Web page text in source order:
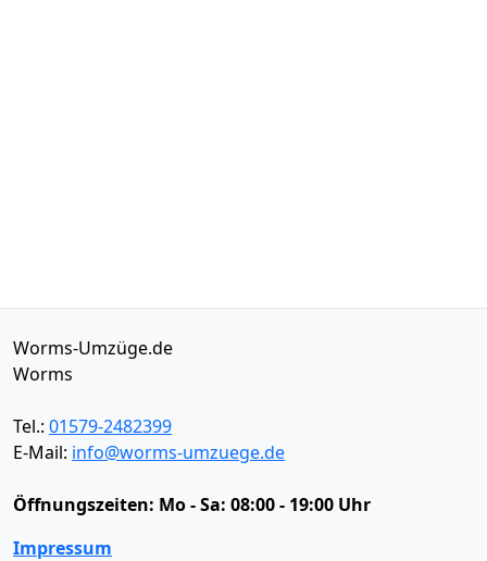
Worms-Umzüge.de
Worms
Tel.: 01579-2482399
E-Mail: info@worms-umzuege.de
Öffnungszeiten: Mo - Sa: 08:00 - 19:00 Uhr
Impressum